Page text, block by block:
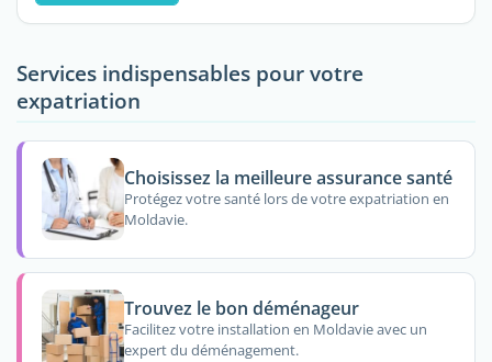
Services indispensables pour votre
expatriation
Choisissez la meilleure assurance santé
Protégez votre santé lors de votre expatriation en
Moldavie.
Trouvez le bon déménageur
Facilitez votre installation en Moldavie avec un
expert du déménagement.